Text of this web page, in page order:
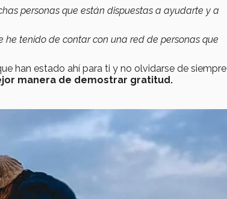
personas que están dispuestas a ayudarte y a
tenido de contar con una red de personas que
han estado ahí para ti y no olvidarse de siempre
manera de demostrar gratitud.